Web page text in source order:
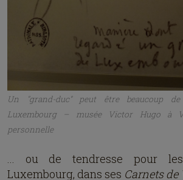
Aimer Commenter Republier Partager
Propriété intellectuelle et crédits
© Image de Couverture
Maison de Victor Hugo à
© Autres images dans ton texte
Toutes les photos illustrant